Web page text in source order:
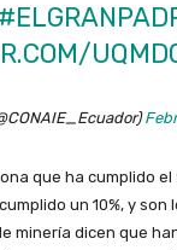
que ha cumplido
un 10%, y son
minería dicen que